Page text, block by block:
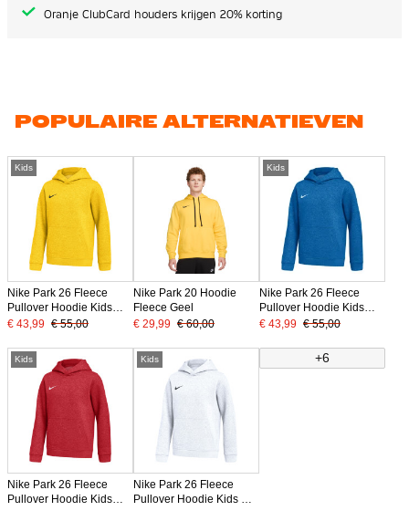
Oranje ClubCard houders krijgen 20% korting
POPULAIRE ALTERNATIEVEN
Kids
Nike Park 26 Fleece
Pullover Hoodie Kids
Geel Zwart
€ 43,99 € 55,00
Nike Park 20 Hoodie
Fleece Geel
€ 29,99 € 60,00
Kids
Nike Park 26 Fleece
Pullover Hoodie Kids
Blauw Wit
€ 43,99 € 55,00
Kids
Nike Park 26 Fleece
Pullover Hoodie Kids
Kids
Nike Park 26 Fleece
Pullover Hoodie Kids Wit
+6